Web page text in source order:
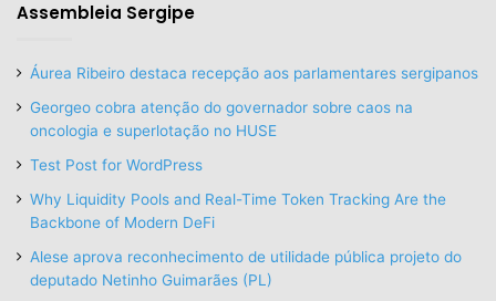
Assembleia Sergipe
Áurea Ribeiro destaca recepção aos parlamentares sergipanos
Georgeo cobra atenção do governador sobre caos na
oncologia e superlotação no HUSE
Test Post for WordPress
Why Liquidity Pools and Real-Time Token Tracking Are the
Backbone of Modern DeFi
Alese aprova reconhecimento de utilidade pública projeto do
deputado Netinho Guimarães (PL)